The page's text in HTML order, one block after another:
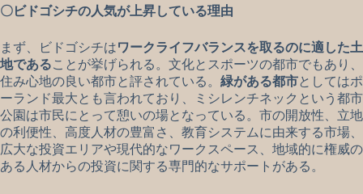
〇ビドゴシチの人気が上昇している理由
まず、ビドゴシチはワークライフバランスを取るのに適した土
地であることが挙げられる。文化とスポーツの都市でもあり、
住み心地の良い都市と評されている。 緑がある都市としてはポ
ーランド最大とも言われており、ミシレンチネックという都市
公園は市民にとって憩いの場となっている。市の開放性、立地
の利便性、高度人材の豊富さ、教育システムに由来する市場、
広大な投資エリアや現代的なワークスペース、地域的に権威の
ある人材からの投資に関する専門的なサポートがある。